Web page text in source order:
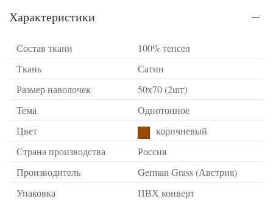
Характеристики
Состав ткани
100% тенсел
Ткань
Сатин
Размер наволочек
50х70 (2шт)
Тема
Однотонное
Цвет
коричневый
Страна производства
Россия
Производитель
German Grass (Австрия)
Упаковка
ПВХ конверт